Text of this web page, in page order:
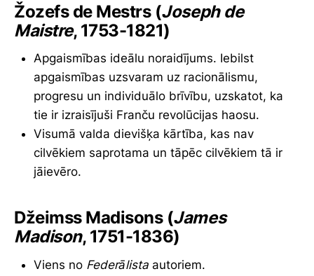
Žozefs de Mestrs (Joseph de
Maistre, 1753-1821)
Apgaismības ideālu noraidījums. Iebilst
apgaismības uzsvaram uz racionālismu,
progresu un individuālo brīvību, uzskatot, ka
tie ir izraisījuši Franču revolūcijas haosu.
Visumā valda dievišķa kārtība, kas nav
cilvēkiem saprotama un tāpēc cilvēkiem tā ir
jāievēro.
Džeimss Madisons (James
Madison, 1751-1836)
Viens no Federālista autoriem.